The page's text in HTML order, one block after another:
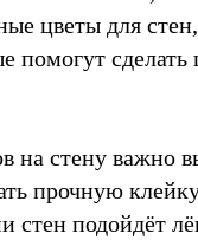
цветы для
помогут
на стену важно
прочную
подойдёт